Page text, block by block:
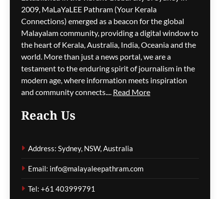
ഗീത ദാസ്‌ 8 hours ago
ജീവനക്കാരുടെ ക്ഷാമം –
സിഡ്നി
വിമാനത്താവളത്തിൽ
നൂറിലധികം സർവീസുകൾ
വൈകി
വയോധികർ മരിച്ച
സംഭവം; മെൽബൺ സെന്റ്
2009, MaLaYaLEE Pathram (Your Kerala
Connections) emerged as a beacon for the global
Malayalam community, providing a digital window to
the heart of Kerala, Australia, India, Oceania and the
world. More than just a news portal, we are a
testament to the enduring spirit of journalism in the
modern age, where information meets inspiration
and community connects.... Read More
Reach Us
Address: Sydney, NSW, Australia
Email: info@malayaleepathram.com
Tel: +61 403999791